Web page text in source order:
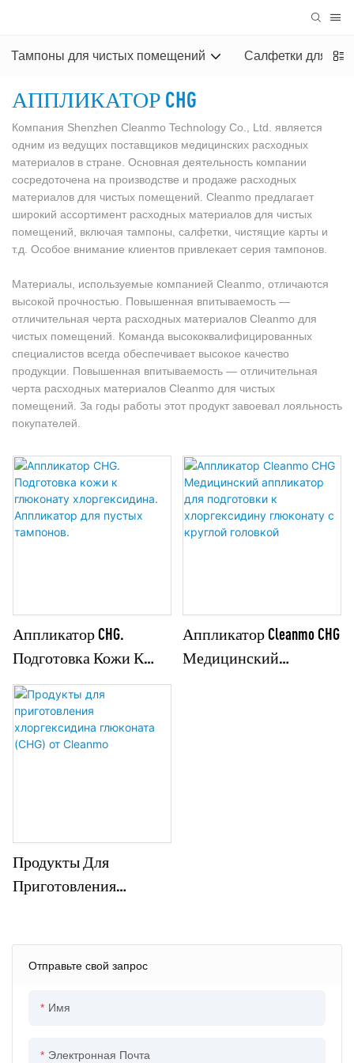
Тампоны для чистых помещений Салфетки для
АППЛИКАТОР CHG
Компания Shenzhen Cleanmo Technology Co., Ltd. является
одним из ведущих поставщиков медицинских расходных
материалов в стране. Основная деятельность компании
сосредоточена на производстве и продаже расходных
материалов для чистых помещений. Cleanmo предлагает
широкий ассортимент расходных материалов для чистых
помещений, включая тампоны, салфетки, чистящие карты и
т.д. Особое внимание клиентов привлекает серия тампонов.
Материалы, используемые компанией Cleanmo, отличаются
высокой прочностью. Повышенная впитываемость —
отличительная черта расходных материалов Cleanmo для
чистых помещений. Команда высококвалифицированных
специалистов всегда обеспечивает высокое качество
продукции. Повышенная впитываемость — отличительная
черта расходных материалов Cleanmo для чистых
помещений. За годы работы этот продукт завоевал лояльность
покупателей.
Отправьте свой запрос
Имя
Электронная Почта
Аппликатор CHG.
Подготовка Кожи К
Глюконату
Хлоргексидина.
Аппликатор Для
Пустых Тампонов.
Аппликатор Cleanmo CHG
Медицинский
Продукты Для
Приготовления